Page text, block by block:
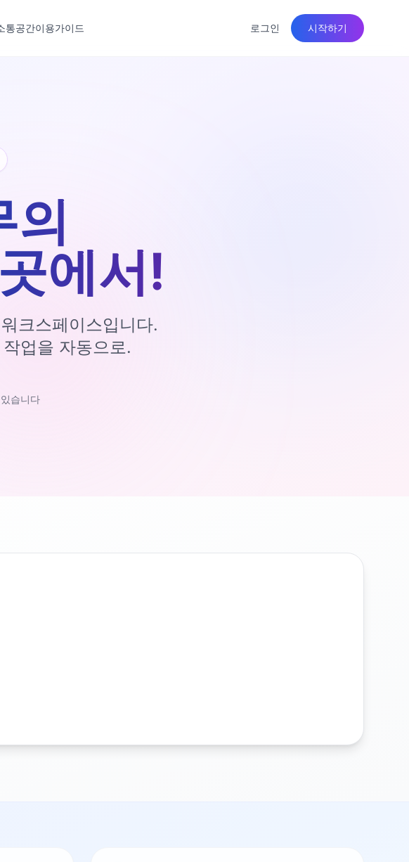
통공간이용가이드 로그인 시작하기
의
에서!
크스페이스입니다.
업을 자동으로.
습니다